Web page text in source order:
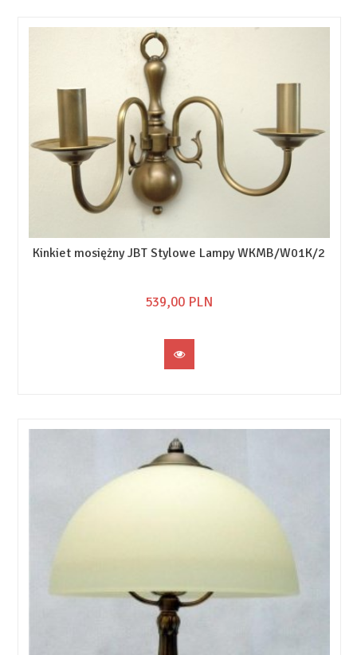
Kinkiet mosiężny JBT Stylowe Lampy WKMB/W01K/2
539,00 PLN